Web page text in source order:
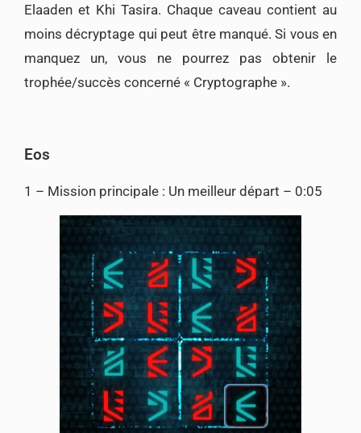
Elaaden et Khi Tasira. Chaque caveau contient au
moins décryptage qui peut être manqué. Si vous en
manquez un, vous ne pourrez pas obtenir le
trophée/succès concerné « Cryptographe ».
Eos
1 – Mission principale : Un meilleur départ – 0:05